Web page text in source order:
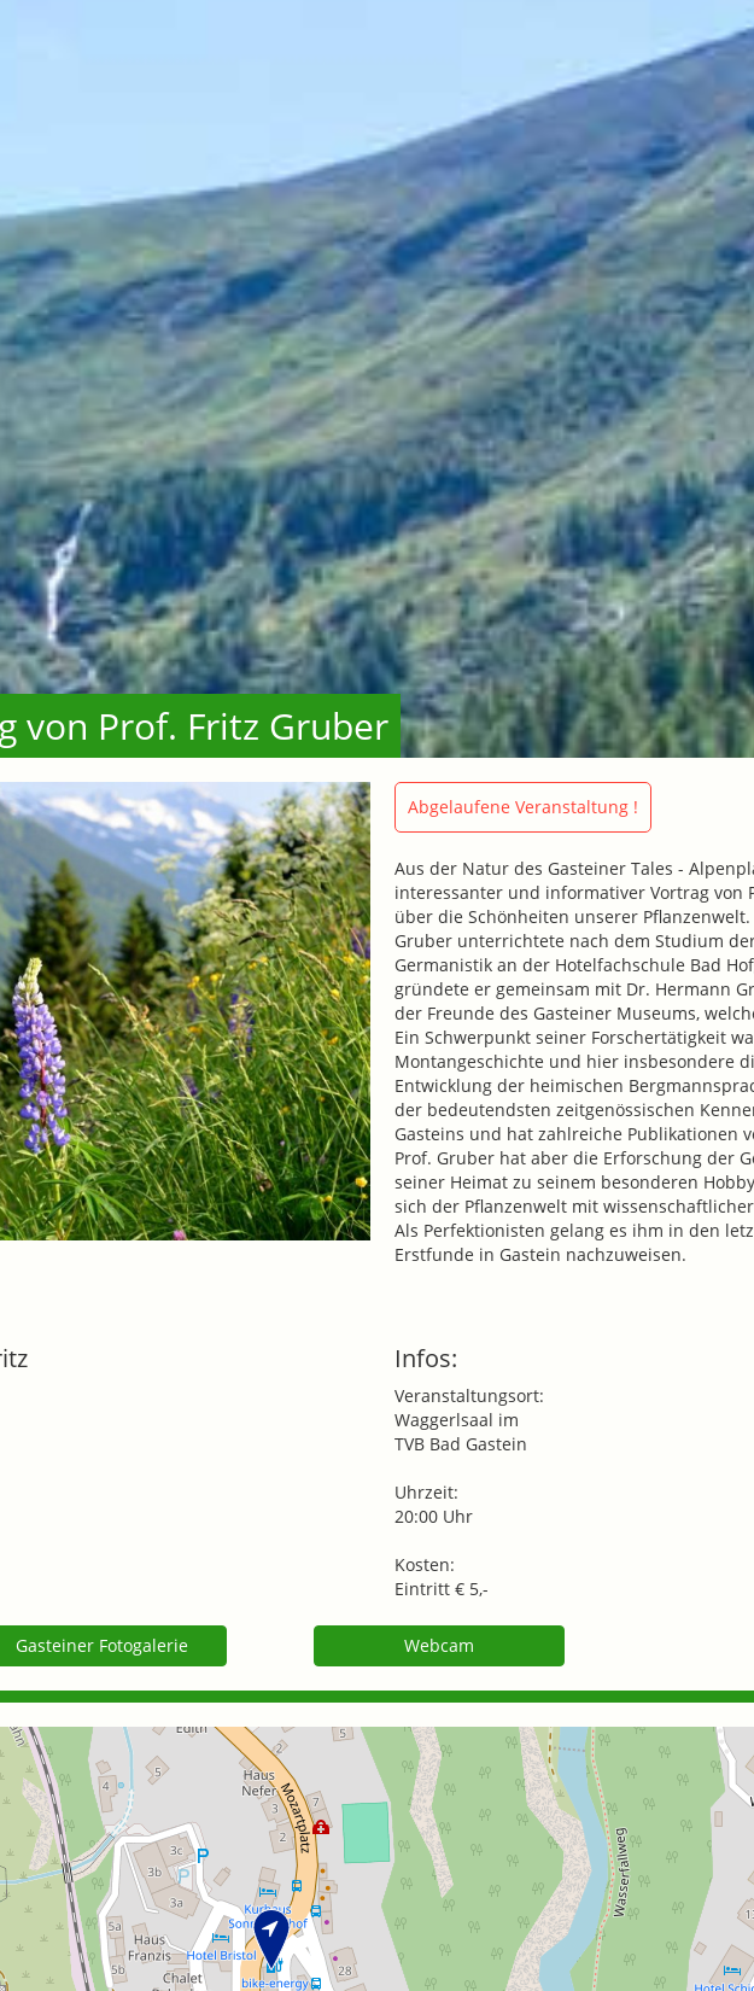
von Prof. Fritz Gruber
Abgelaufene Veranstaltung !
Aus der Natur des Gasteiner Tales -
interessanter und informativer Vortrag von
über die Schönheiten unserer
Gruber unterrichtete nach dem Studium
Germanistik an der Hotelfachschule Bad
gründete er gemeinsam mit Dr. Hermann
der Freunde des Gasteiner Museums,
Ein Schwerpunkt seiner Forschertätigkeit
Montangeschichte und hier insbesondere
Entwicklung der heimischen
der bedeutendsten zeitgenössischen
Gasteins und hat zahlreiche Publikationen
Prof. Gruber hat aber die Erforschung der
seiner Heimat zu seinem besonderen
sich der Pflanzenwelt mit
Als Perfektionisten gelang es ihm in den
Erstfunde in Gastein nachzuweisen.
Infos:
Veranstaltungsort:
Waggerlsaal im
TVB Bad Gastein
Uhrzeit:
20:00 Uhr
Kosten:
Eintritt € 5,-
Gasteiner Fotogalerie Webcam